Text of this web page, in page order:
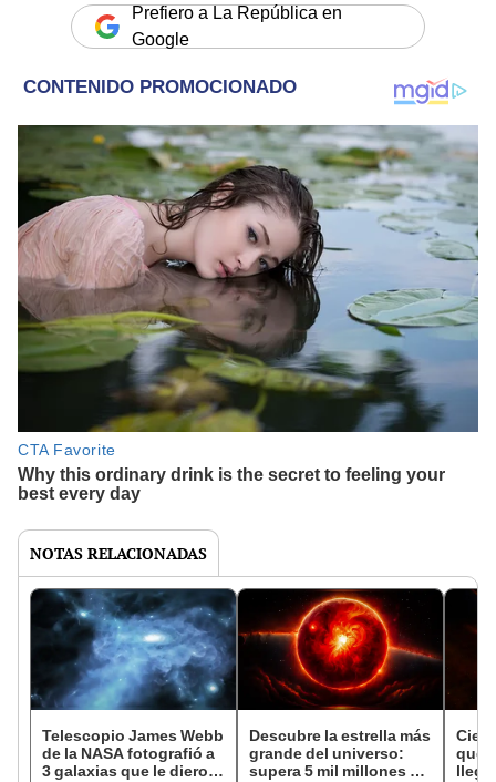
Prefiero a La República en
Google
NOTAS RELACIONADAS
Telescopio James Webb
de la NASA fotografió a
3 galaxias que le dieron
Descubre la estrella más
grande del universo:
supera 5 mil millones de
que